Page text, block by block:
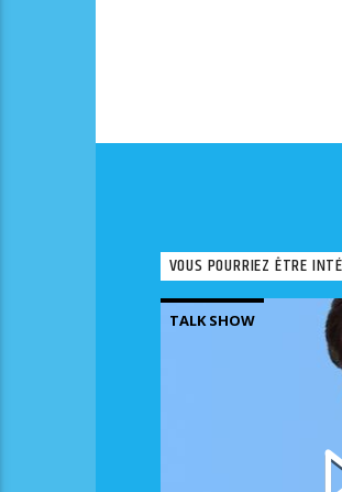
VOUS POURRIEZ ÊTRE
TALK SHOW